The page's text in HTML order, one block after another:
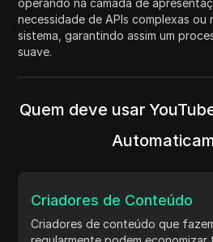
operando na camada de
necessidade de APIs complexas ou
sistema, garantindo assim um
suave.
Quem deve usar
Criadores de Conteúdo
Criadores de conteúdo que